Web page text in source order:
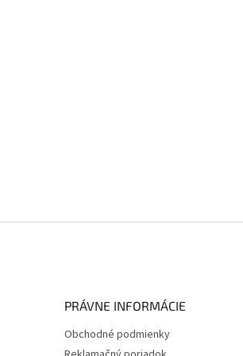
PRÁVNE INFORMÁCIE
Obchodné podmienky